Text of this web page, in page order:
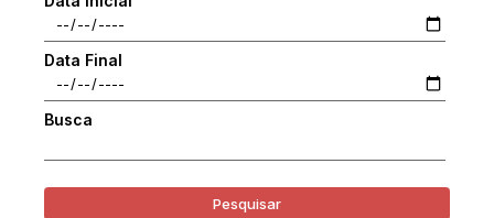
Data Final
Busca
Pesquisar